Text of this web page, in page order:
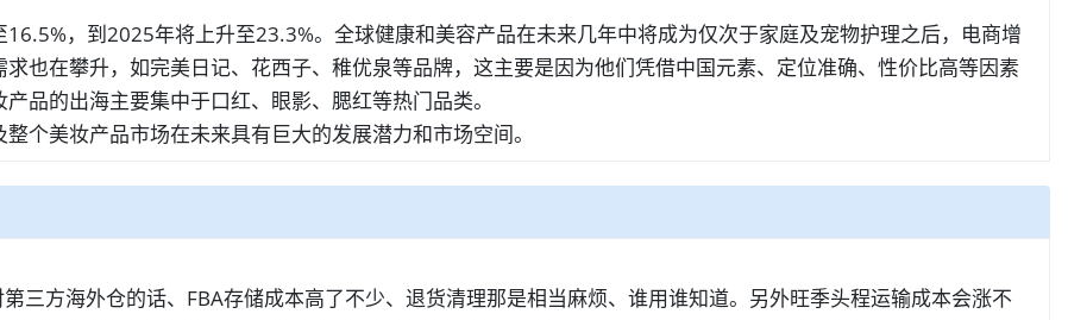
，到2025年将上升至23.3%。全球健康和美容产品在未来几年中将成为仅次于家庭及宠物护理之后，电商增
也在攀升，如完美日记、花西子、稚优泉等品牌，这主要是因为他们凭借中国元素、定位准确、性价比高等因素
品的出海主要集中于口红、眼影、腮红等热门品类。
个美妆产品市场在未来具有巨大的发展潜力和市场空间。
三方海外仓的话、FBA存储成本高了不少、退货清理那是相当麻烦、谁用谁知道。另外旺季头程运输成本会涨不